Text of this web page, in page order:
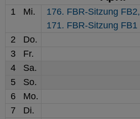
1 Mi.
176. FBR-Sitzung FB2,
171. FBR-Sitzung FB1
2
Do.
3
Fr.
4
Sa.
5
So.
6
Mo.
7
Di.